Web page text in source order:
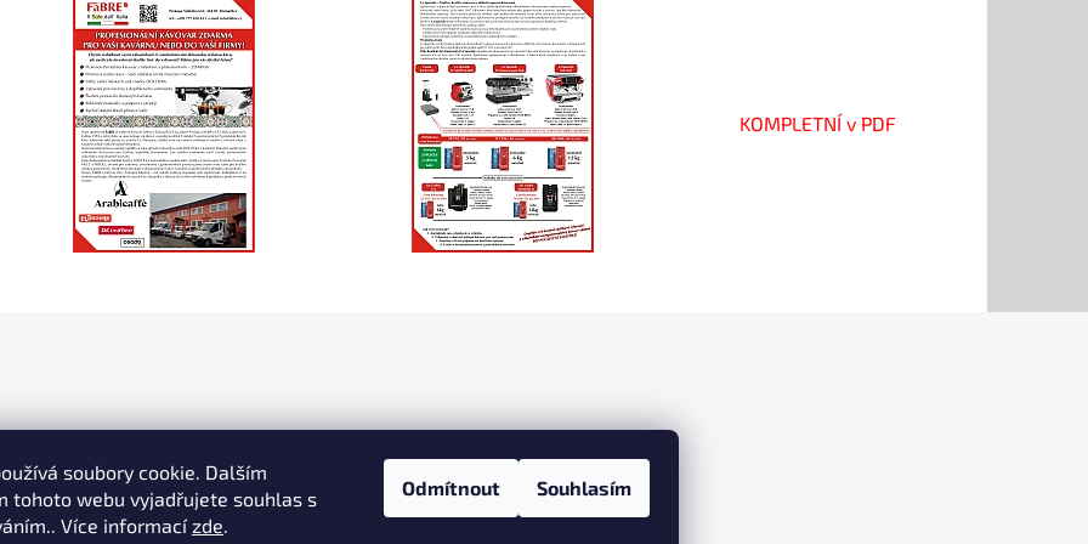
soubory cookie. Dalším
tohoto webu vyjadřujete souhlas s
Více informacízde.
Odmítnout Souhlasím
p
i
s
u
KOMPLETNÍ v PDF